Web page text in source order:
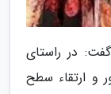
در راستای
و ارتقاء سطح